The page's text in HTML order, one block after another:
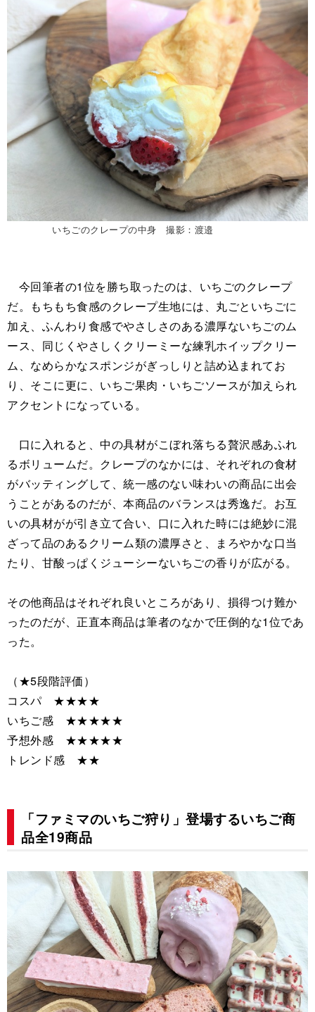
いちごのクレープの中身 撮影：渡邉
今回筆者の1位を勝ち取ったのは、いちごのクレープ
だ。もちもち食感のクレープ生地には、丸ごといちごに
加え、ふんわり食感でやさしさのある濃厚ないちごのム
ース、同じくやさしくクリーミーな練乳ホイップクリー
ム、なめらかなスポンジがぎっしりと詰め込まれてお
り、そこに更に、いちご果肉・いちごソースが加えられ
アクセントになっている。
口に入れると、中の具材がこぼれ落ちる贅沢感あふれ
るボリュームだ。クレープのなかには、それぞれの食材
がバッティングして、統一感のない味わいの商品に出会
うことがあるのだが、本商品のバランスは秀逸だ。お互
いの具材がが引き立て合い、口に入れた時には絶妙に混
ざって品のあるクリーム類の濃厚さと、まろやかな口当
たり、甘酸っぱくジューシーないちごの香りが広がる。
その他商品はそれぞれ良いところがあり、損得つけ難か
ったのだが、正直本商品は筆者のなかで圧倒的な1位であ
った。
（★5段階評価）
コスパ ★★★★
いちご感 ★★★★★
予想外感 ★★★★★
トレンド感 ★★
「ファミマのいちご狩り」登場するいちご商
品全19商品